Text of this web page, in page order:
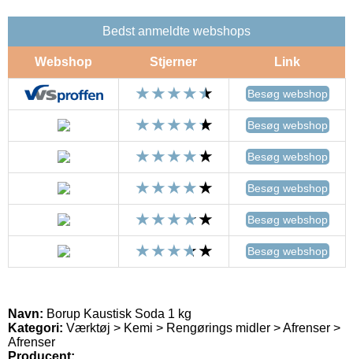
Bedst anmeldte webshops
Webshop Stjerner Link
Besøg webshop
Besøg webshop
Besøg webshop
Besøg webshop
Besøg webshop
Besøg webshop
Navn: Borup Kaustisk Soda 1 kg
Kategori: Værktøj > Kemi > Rengørings midler > Afrenser >
Afrenser
Producent: